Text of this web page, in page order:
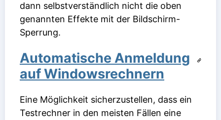
dann selbstverständlich nicht die oben
genannten Effekte mit der Bildschirm-
Sperrung.
Automatische Anmeldung
auf Windowsrechnern
Eine Möglichkeit sicherzustellen, dass ein
Testrechner in den meisten Fällen eine